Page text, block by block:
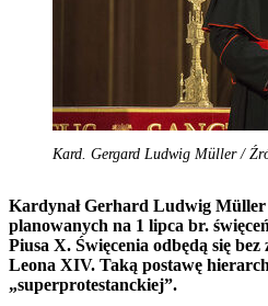
Kard. Gergard Ludwig Müller /
Kardynał Gerhard Ludwig Müller
planowanych na 1 lipca br.
Piusa X. Święcenia odbędą się
Leona XIV. Taką postawę
„superprotestanckiej”.